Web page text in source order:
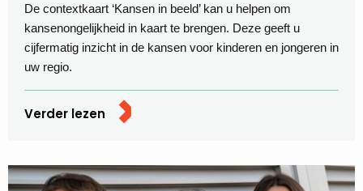
De contextkaart ‘Kansen in beeld’ kan u helpen om
kansenongelijkheid in kaart te brengen. Deze geeft u
cijfermatig inzicht in de kansen voor kinderen en jongeren in
uw regio.
Verder lezen